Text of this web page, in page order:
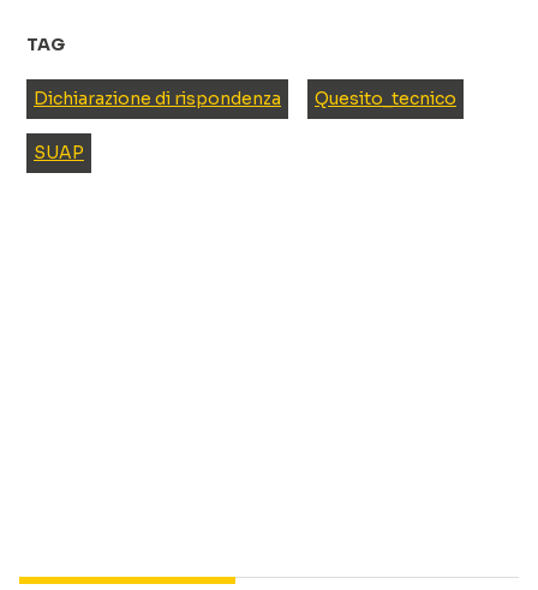
TAG
Dichiarazione di rispondenza Quesito_tecnico
SUAP